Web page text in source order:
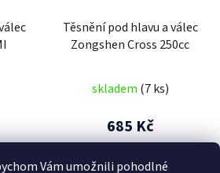
Vám umožnili pohodlné
Těsnění pod hlavu a válec
Zongshen Cross 250cc
skladem (7 ks)
685 Kč